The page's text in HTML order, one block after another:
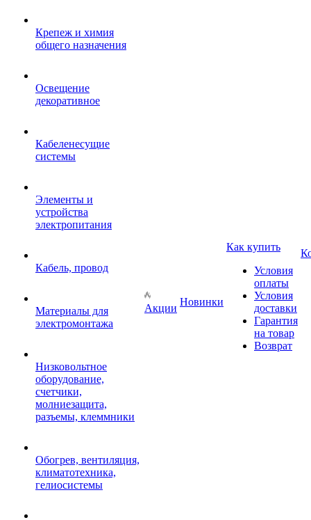
Крепеж и химия
общего назначения
Освещение
декоративное
Кабеленесущие
системы
Элементы и
устройства
электропитания
Кабель, провод
Материалы для
электромонтажа
Низковольтное
оборудование,
счетчики,
молниезащита,
разъемы, клеммники
Обогрев, вентиляция,
климатотехника,
гелиосистемы
Акции
Новинки
Как купить
Условия
оплаты
Условия
доставки
Гарантия
на товар
Возврат